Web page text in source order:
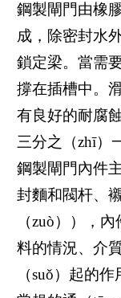
鋼製閘門由橡
成，除密封水
鎖定梁。當需
撐在插槽中。
有良好的耐腐
三分之（zhī）
鋼製閘門內件
封麵和閥杆、
（zuò）），
料的情況、介
（suǒ）起的